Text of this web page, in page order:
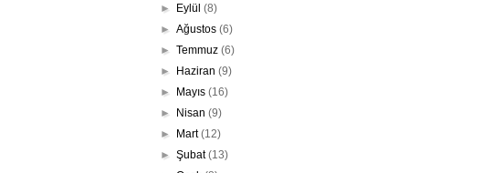
► Eylül(8)
►Ağustos(6)
►Temmuz(6)
► Haziran(9)
► Mayıs(16)
► Nisan(9)
► Mart(12)
►Şubat(13)